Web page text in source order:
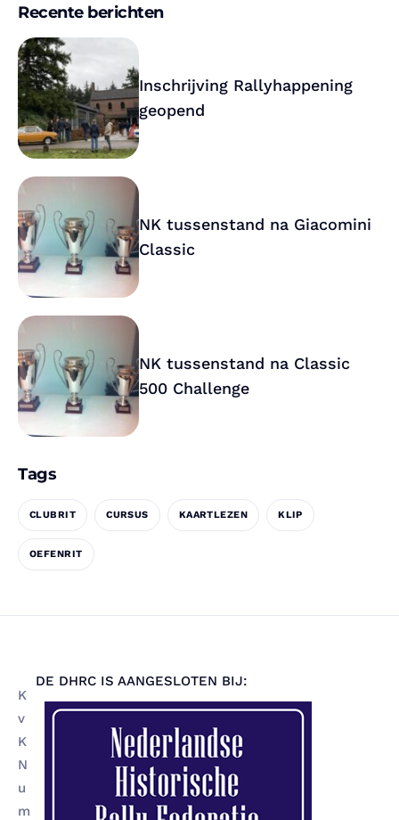
Recente berichten
Inschrijving Rallyhappening
geopend
NK tussenstand na Giacomini
Classic
NK tussenstand na Classic
500 Challenge
Tags
CLUBRIT CURSUS KAARTLEZEN KLIP
OEFENRIT
K
v
K
N
u
m
DE DHRC IS AANGESLOTEN BIJ: